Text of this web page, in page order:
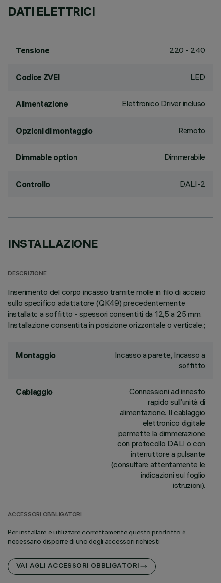
DATI ELETTRICI
Tensione 220 - 240
Codice ZVEI LED
Alimentazione Elettronico Driver incluso
Opzioni di montaggio Remoto
Dimmable option Dimmerabile
Controllo DALI-2
INSTALLAZIONE
DESCRIZIONE
Inserimento del corpo incasso tramite molle in filo di acciaio
sullo specifico adattatore (QK49) precedentemente
installato a soffitto - spessori consentiti da 12,5 a 25 mm.
Installazione consentita in posizione orizzontale o verticale.;
Montaggio
Incasso a parete, Incasso a
soffitto
Cablaggio
Connessioni ad innesto
rapido sull’unità di
alimentazione. Il cablaggio
elettronico digitale
permette la dimmerazione
con protocollo DALI o con
interruttore a pulsante
(consultare attentamente le
indicazioni sul foglio
istruzioni).
ACCESSORI OBBLIGATORI
Per installare e utilizzare correttamente questo prodotto è
necessario disporre di uno degli accessori richiesti
VAI AGLI ACCESSORI OBBLIGATORI